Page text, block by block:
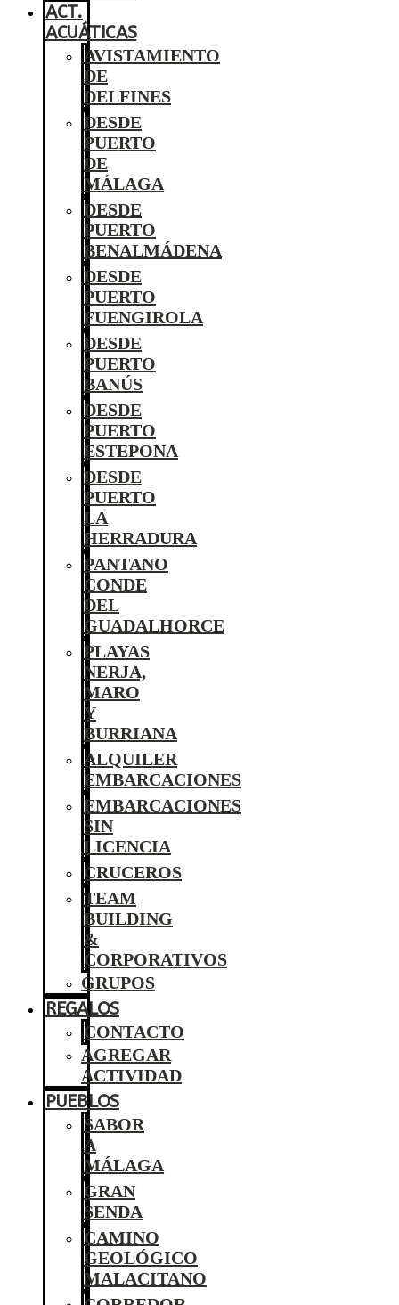
ACT.
ACUÁTICAS
AVISTAMIENTO
DE
DELFINES
DESDE
PUERTO
DE
MÁLAGA
DESDE
PUERTO
BENALMÁDENA
DESDE
PUERTO
FUENGIROLA
DESDE
PUERTO
BANÚS
DESDE
PUERTO
ESTEPONA
DESDE
PUERTO
LA
HERRADURA
PANTANO
CONDE
DEL
GUADALHORCE
PLAYAS
NERJA,
MARO
Y
BURRIANA
ALQUILER
EMBARCACIONES
EMBARCACIONES
SIN
LICENCIA
CRUCEROS
TEAM
BUILDING
&
CORPORATIVOS
GRUPOS
REGALOS
CONTACTO
AGREGAR
ACTIVIDAD
PUEBLOS
SABOR
A
MÁLAGA
GRAN
SENDA
CAMINO
GEOLÓGICO
MALACITANO